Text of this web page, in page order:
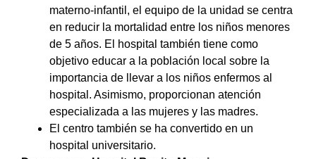
materno-infantil, el equipo de la unidad se centra
en reducir la mortalidad entre los niños menores
de 5 años. El hospital también tiene como
objetivo educar a la población local sobre la
importancia de llevar a los niños enfermos al
hospital. Asimismo, proporcionan atención
especializada a las mujeres y las madres.
El centro también se ha convertido en un
hospital universitario.